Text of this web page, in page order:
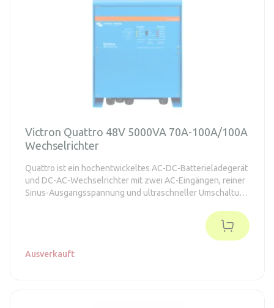
Victron Quattro 48V 5000VA 70A-100A/100A
Wechselrichter
Quattro ist ein hochentwickeltes AC-DC-Batterieladegerät
und DC-AC-Wechselrichter mit zwei AC-Eingängen, reiner
Sinus-Ausgangsspannung und ultraschneller Umschaltung
Ausverkauft